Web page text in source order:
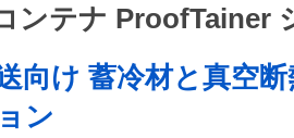
ンテナ ProofTainer
向け 蓄冷材と真空
ン